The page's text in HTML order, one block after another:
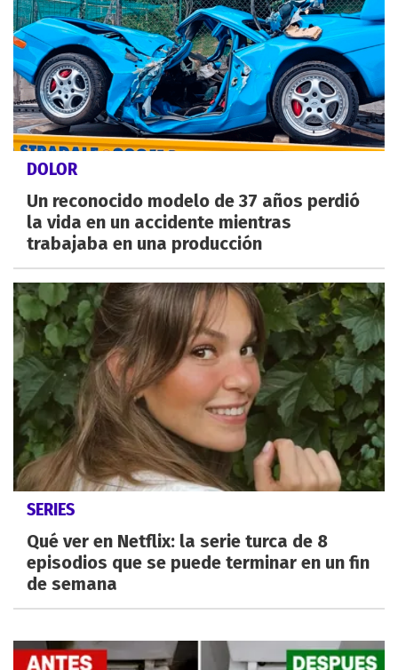
DOLOR
Un reconocido modelo de 37 años perdió
la vida en un accidente mientras
trabajaba en una producción
SERIES
Qué ver en Netflix: la serie turca de 8
episodios que se puede terminar en un fin
de semana